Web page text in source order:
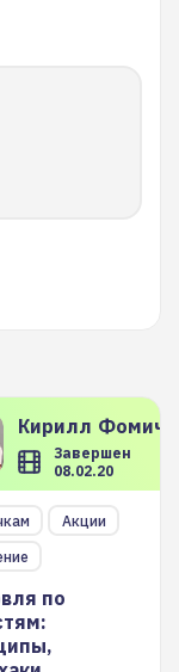
Кирилл
Завершен
08.02.20
Акции
по